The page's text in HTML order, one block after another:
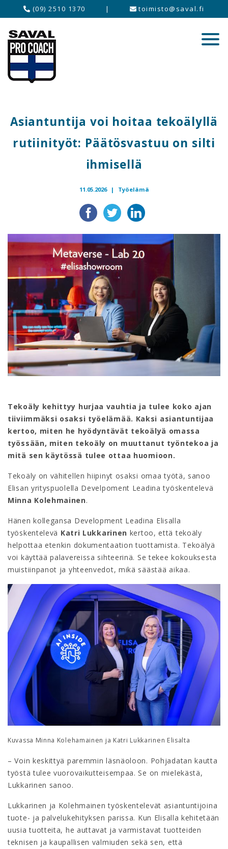
(09) 2510 1370 | toimisto@saval.fi
Asiantuntija voi hoitaa tekoälyllä
rutiinityöt: Päätösvastuu on silti
ihmisellä
11.05.2026 | Työelämä
Tekoäly kehittyy hurjaa vauhtia ja tulee koko ajan
tiiviimmäksi osaksi työelämää. Kaksi asiantuntijaa
kertoo, miten he hyödyntävät tekoälyä omassa
työssään, miten tekoäly on muuttanut työntekoa ja
mitä sen käytössä tulee ottaa huomioon.
Tekoäly on vähitellen hiipinyt osaksi omaa työtä, sanoo
Elisan yrityspuolella Develpoment Leadina työskentelevä
Minna Kolehmainen.
Hänen kollegansa Development Leadina Elisalla
työskentelevä Katri Lukkarinen kertoo, että tekoäly
helpottaa etenkin dokumentaation tuottamista. Tekoälyä
voi käyttää palavereissa sihteerinä. Se tekee kokouksesta
muistiinpanot ja yhteenvedot, mikä säästää aikaa.
Kuvassa Minna Kolehamainen ja Katri Lukkarinen Elisalta
– Voin keskittyä paremmin läsnäoloon. Pohjadatan kautta
työstä tulee vuorovaikutteisempaa. Se on mielekästä,
Lukkarinen sanoo.
Lukkarinen ja Kolehmainen työskentelevät asiantuntijoina
tuote- ja palvelukehityksen parissa. Kun Elisalla kehitetään
uusia tuotteita, he auttavat ja varmistavat tuotteiden
teknisen ja kaupallisen valmiuden sekä sen, että